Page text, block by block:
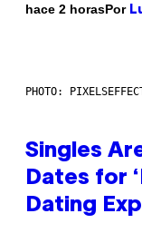
hace 2 horasPor
PHOTO:
Singles
Dates for
Dating